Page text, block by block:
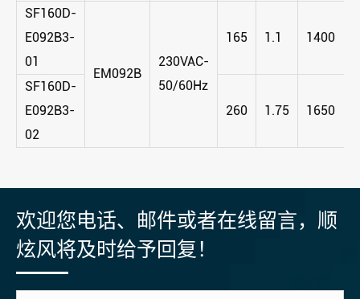
SF160D-
E092B3-
01
EM092B
230VAC-
50/60Hz
165 1.1 1400
SF160D-
E092B3-
02
260 1.75 1650
欢迎您电话、邮件或者在线留言，顺
炫风将及时给予回复！